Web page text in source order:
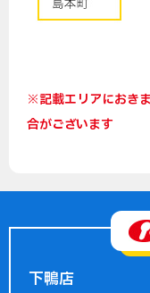
※記載エリアにおき
合がございます
下鴨店